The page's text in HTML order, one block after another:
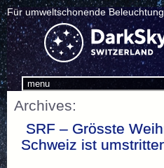
Für umweltschonende
menu
Archives:
SRF – Grösste
Schweiz ist